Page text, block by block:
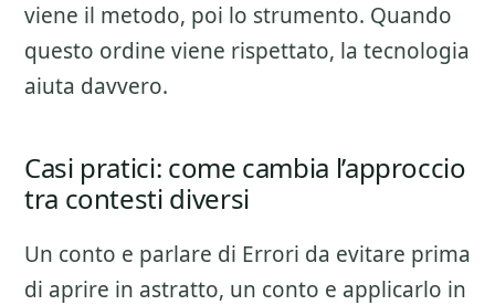
viene il metodo, poi lo strumento. Quando
questo ordine viene rispettato, la tecnologia
aiuta davvero.
Casi pratici: come cambia l’approccio
tra contesti diversi
Un conto e parlare di Errori da evitare prima
di aprire in astratto, un conto e applicarlo in